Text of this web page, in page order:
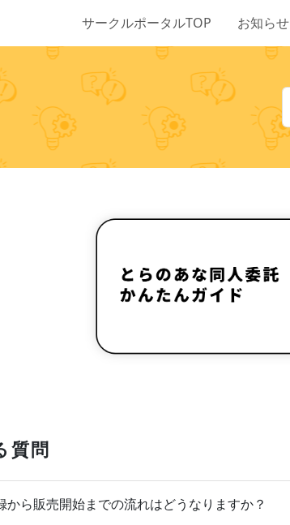
サークルポータルTOP お知らせ
質問
ら販売開始までの流れはどうなりますか？